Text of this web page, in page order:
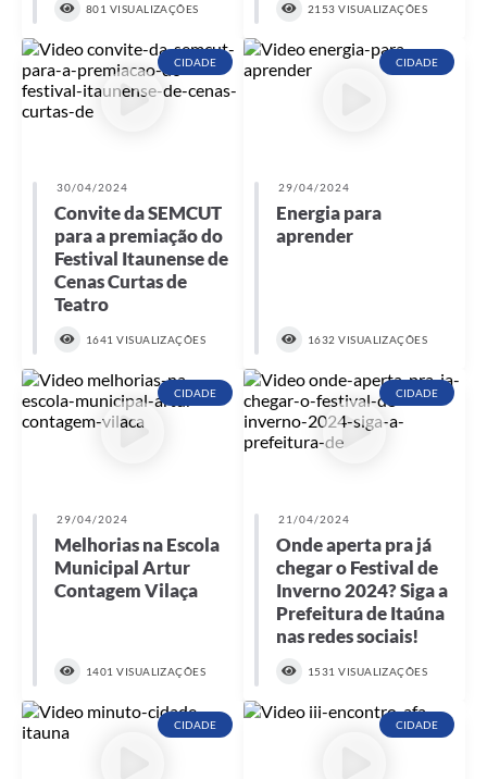
801 VISUALIZAÇÕES 2153 VISUALIZAÇÕES
CIDADE
30/04/2024
Convite da SEMCUT
para a premiação do
Festival Itaunense de
Cenas Curtas de
Teatro
1641 VISUALIZAÇÕES
CIDADE
29/04/2024
Energia para
aprender
1632 VISUALIZAÇÕES
CIDADE
29/04/2024
Melhorias na Escola
Municipal Artur
Contagem Vilaça
1401 VISUALIZAÇÕES
CIDADE
21/04/2024
Onde aperta pra já
chegar o Festival de
Inverno 2024? Siga a
Prefeitura de Itaúna
nas redes sociais!
1531 VISUALIZAÇÕES
CIDADE CIDADE